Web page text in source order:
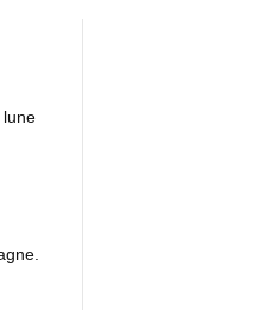
lune